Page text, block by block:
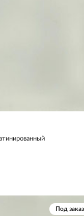
Под заказ